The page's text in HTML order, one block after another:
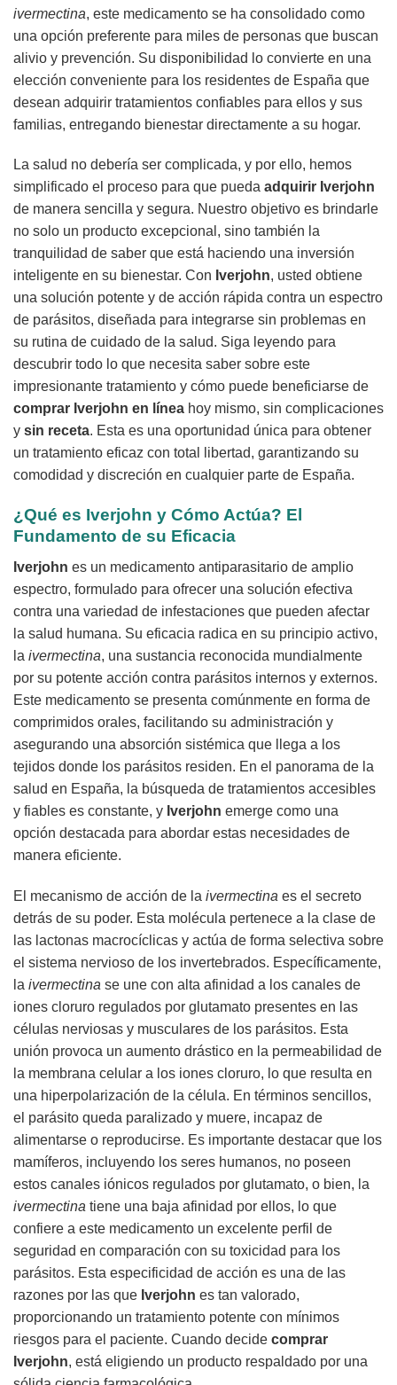
ivermectina, este medicamento se ha consolidado como
una opción preferente para miles de personas que buscan
alivio y prevención. Su disponibilidad lo convierte en una
elección conveniente para los residentes de España que
desean adquirir tratamientos confiables para ellos y sus
familias, entregando bienestar directamente a su hogar.
La salud no debería ser complicada, y por ello, hemos
simplificado el proceso para que pueda adquirir Iverjohn
de manera sencilla y segura. Nuestro objetivo es brindarle
no solo un producto excepcional, sino también la
tranquilidad de saber que está haciendo una inversión
inteligente en su bienestar. Con Iverjohn, usted obtiene
una solución potente y de acción rápida contra un espectro
de parásitos, diseñada para integrarse sin problemas en
su rutina de cuidado de la salud. Siga leyendo para
descubrir todo lo que necesita saber sobre este
impresionante tratamiento y cómo puede beneficiarse de
comprar Iverjohn en línea hoy mismo, sin complicaciones
y sin receta. Esta es una oportunidad única para obtener
un tratamiento eficaz con total libertad, garantizando su
comodidad y discreción en cualquier parte de España.
¿Qué es Iverjohn y Cómo Actúa? El
Fundamento de su Eficacia
Iverjohn es un medicamento antiparasitario de amplio
espectro, formulado para ofrecer una solución efectiva
contra una variedad de infestaciones que pueden afectar
la salud humana. Su eficacia radica en su principio activo,
la ivermectina, una sustancia reconocida mundialmente
por su potente acción contra parásitos internos y externos.
Este medicamento se presenta comúnmente en forma de
comprimidos orales, facilitando su administración y
asegurando una absorción sistémica que llega a los
tejidos donde los parásitos residen. En el panorama de la
salud en España, la búsqueda de tratamientos accesibles
y fiables es constante, y Iverjohn emerge como una
opción destacada para abordar estas necesidades de
manera eficiente.
El mecanismo de acción de la ivermectina es el secreto
detrás de su poder. Esta molécula pertenece a la clase de
las lactonas macrocíclicas y actúa de forma selectiva sobre
el sistema nervioso de los invertebrados. Específicamente,
la ivermectina se une con alta afinidad a los canales de
iones cloruro regulados por glutamato presentes en las
células nerviosas y musculares de los parásitos. Esta
unión provoca un aumento drástico en la permeabilidad de
la membrana celular a los iones cloruro, lo que resulta en
una hiperpolarización de la célula. En términos sencillos,
el parásito queda paralizado y muere, incapaz de
alimentarse o reproducirse. Es importante destacar que los
mamíferos, incluyendo los seres humanos, no poseen
estos canales iónicos regulados por glutamato, o bien, la
ivermectina tiene una baja afinidad por ellos, lo que
confiere a este medicamento un excelente perfil de
seguridad en comparación con su toxicidad para los
parásitos. Esta especificidad de acción es una de las
razones por las que Iverjohn es tan valorado,
proporcionando un tratamiento potente con mínimos
riesgos para el paciente. Cuando decide comprar
Iverjohn, está eligiendo un producto respaldado por una